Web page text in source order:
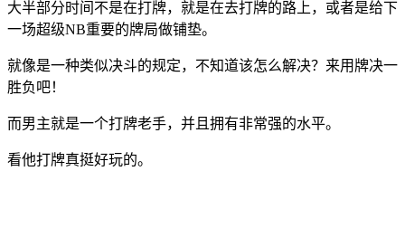
大半部分时间不是在打牌，就是在去打牌的路上，或者是给下
一场超级NB重要的牌局做铺垫。
就像是一种类似决斗的规定，不知道该怎么解决？来用牌决一
胜负吧！
而男主就是一个打牌老手，并且拥有非常强的水平。
看他打牌真挺好玩的。